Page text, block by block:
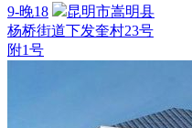
9-晚18
昆明市嵩明县
杨桥街道下发奎村23号
附1号